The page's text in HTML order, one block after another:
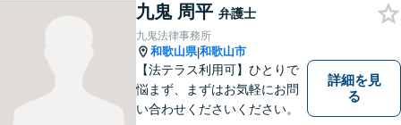
能です。まずはお気軽にご相
談ください。
九鬼 周平 弁護士
九鬼法律事務所
和歌山県|和歌山市
【法テラス利用可】ひとりで
悩まず、まずはお気軽にお問
い合わせくださいください。
詳細を見
る